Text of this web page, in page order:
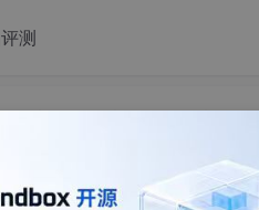
测
.git‘: Recv failure Connection was
github.com/.../
rese